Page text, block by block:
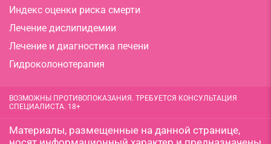
Индекс оценки риска смерти
Лечение дислипидемии
Лечение и диагностика печени
Гидроколонотерапия
ВОЗМОЖНЫ ПРОТИВОПОКАЗАНИЯ. ТРЕБУЕТСЯ КОНСУЛЬТАЦИЯ
СПЕЦИАЛИСТА. 18+
Материалы, размещенные на данной странице,